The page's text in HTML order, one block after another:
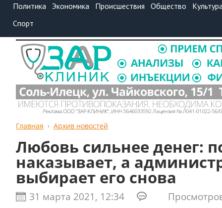
Политика Экономика Происшествия Общество
Спорт
Главная Архив новостей
Любовь сильнее денег:
наказывает, а
выбирает его снова
31 марта 2021, 12:34